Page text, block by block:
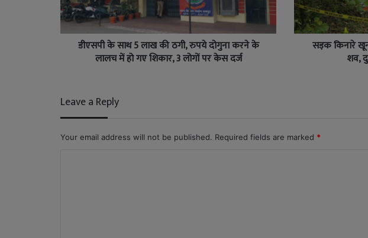
डीएसपी के साथ 5 लाख की ठगी, रुपये दोगुना करने के
लालच में हो गए शिकार, 3 लोगों पर केस दर्ज
सड़क किनारे
शव,
Leave a Reply
Your email address will not be published. Required fields are marked *